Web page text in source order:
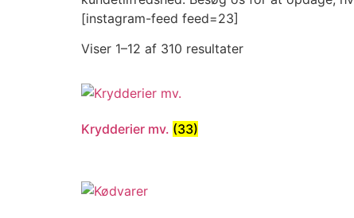
[instagram-feed feed=23]
Viser 1–12 af 310 resultater
Krydderier mv. (33)